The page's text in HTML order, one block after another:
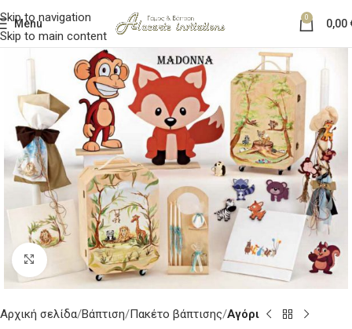
Skip to navigation
Skip to main content
Menu 0 0,00
Κλικ για μεγέθυνση
Αρχική σελίδα Βάπτιση Πακέτο βάπτισης Αγόρι